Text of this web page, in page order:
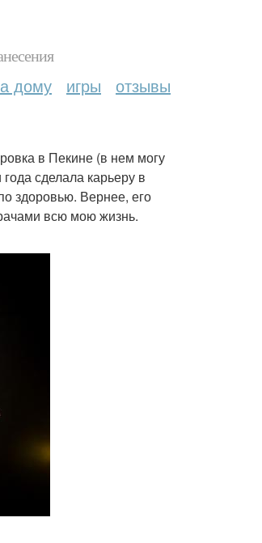
дому игры отзывы
в Пекине (в нем могу
сделала карьеру в
здоровью. Вернее, его
всю мою жизнь.